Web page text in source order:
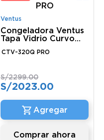
Ventus
Congeladora Ventus
Tapa Vidrio Curvo
CTV-320Q PRO
S/2299.00
S/2023.00
Comprar ahora